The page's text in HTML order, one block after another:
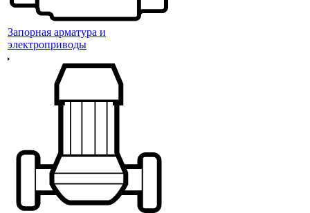
Запорная арматура и
электроприводы